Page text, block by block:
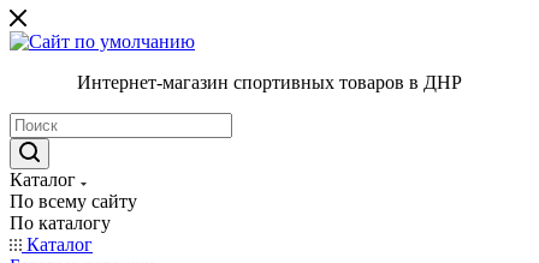
Интернет-магазин спортивных товаров в ДНР
Каталог
По всему сайту
По каталогу
Каталог